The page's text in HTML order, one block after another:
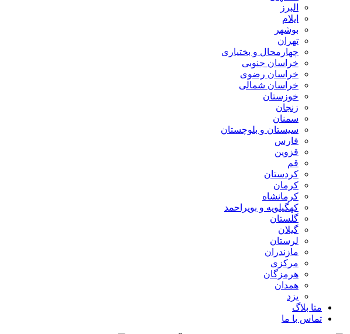
البرز
ایلام
بوشهر
تهران
چهارمحال و بختیاری
خراسان جنوبی
خراسان رضوی
خراسان شمالی
خوزستان
زنجان
سمنان
سیستان و بلوچستان
فارس
قزوین
قم
کردستان
کرمان
کرمانشاه
کهگیلویه و بویراحمد
گلستان
گیلان
لرستان
مازندران
مرکزی
هرمزگان
همدان
یزد
متا بلاگ
تماس با ما